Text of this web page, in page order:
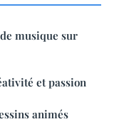
musique sur
et passion
animés